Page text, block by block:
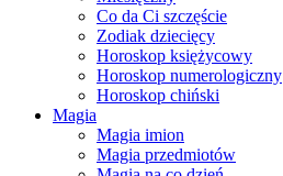
Co da Ci szczęście
Zodiak dziecięcy
Horoskop księżycowy
Horoskop numerologiczny
Horoskop chiński
Magia
Magia imion
Magia przedmiotów